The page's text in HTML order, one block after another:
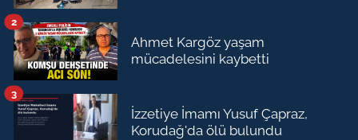
Ahmet Kargöz yaşam
mücadelesini kaybetti
2
İzzetiye İmamı Yusuf Çapraz,
Korudağ'da ölü bulundu
3